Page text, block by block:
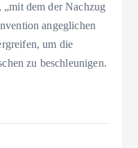
dem der Nachzug
angeglichen
um die
zu beschleunigen.